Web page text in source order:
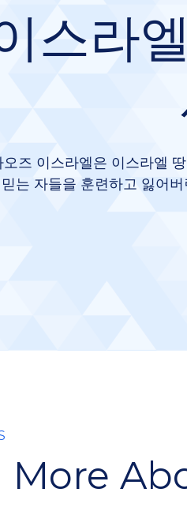
스라
오즈 이스라엘은 이스라엘
는 자들을 훈련하고 잃어
More